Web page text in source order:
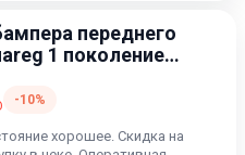
переднего
1 поколение
-10%
хорошее. Скидка на